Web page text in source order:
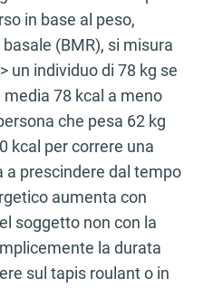
in base al peso,
(BMR), si misura
un individuo di 78 kg se
78 kcal a meno
che pesa 62 kg
kcal per correre una
a prescindere dal tempo
aumenta con
soggetto non con la
la durata
sul tapis roulant o in